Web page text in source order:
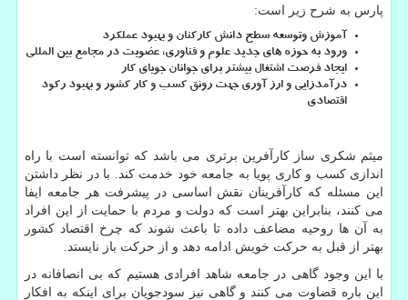
پارس به شرح زیر است:
آموزش وتوسعه سطح دانش کارکنان و بهبود عملکرد
ورود به حوزه های جدید علوم و فناوری، عضویت در مجامع بین المللی
ایجاد فرصت اشتغال بیشتر برای جوانان جویای کار
درآمدزایی و ارز آوری جهت رونق کسب و کار کشور و بهبود رکود
اقتصادی
میثم شکری ساز کارآفرین برتری می باشد که توانسته است با راه
اندازی کسب و کاری پویا به جامعه خود خدمت کند. با در نظر داشتن
این مسئله که کارآفرینان نقش اساسی در پیشرفت هر جامعه ایفا
می کنند، بنابراین بهتر است که دولت و مردم با حمایت از این افراد
به آن ها روحیه مضاعف داده تا باعث شوند که چرخ اقتصاد کشور
بهتر از قبل به حرکت خویش ادامه دهد و از حرکت باز نایستد.
با این وجود گاهی در جامعه شاهد افرادی هستیم که بی انصافانه در
این باره قضاوت می کنند و گاهی نیز سودجویان برای اینکه به افکار